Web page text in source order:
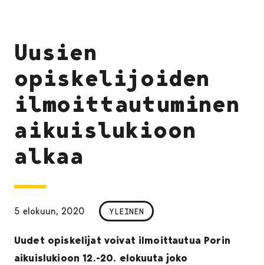
Uusien
opiskelijoiden
ilmoittautuminen
aikuislukioon
alkaa
5 elokuun, 2020 YLEINEN
Uudet opiskelijat voivat ilmoittautua Porin
aikuislukioon 12.-20. elokuuta joko